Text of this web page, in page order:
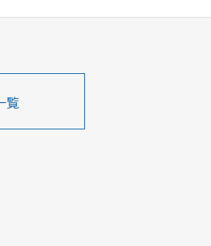
覧